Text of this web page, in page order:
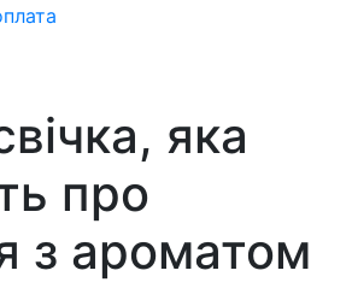
яка
про
з ароматом